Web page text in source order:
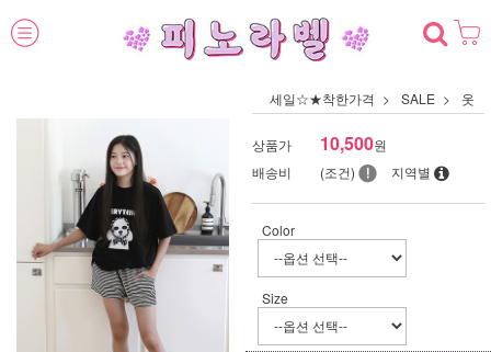
세일☆★착한가격 SALE 옷
상품가 10,500원
배송비
(조건) 지역별
Color
Size